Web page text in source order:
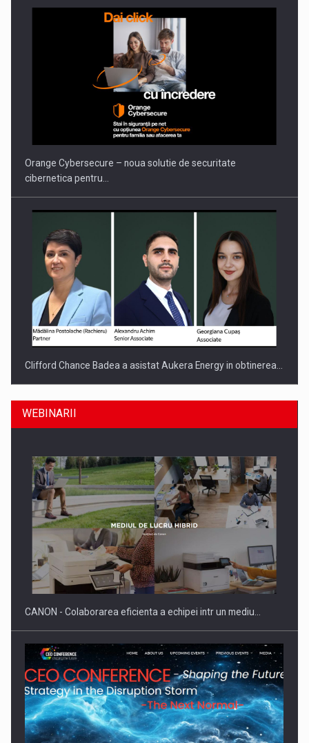
Orange Cybersecure – noua solutie de securitate
cibernetica pentru…
Clifford Chance Badea a asistat Aukera Energy in obtinerea…
SAPTE PERSONALITATI DIN MEDIUL DE AFACERI, ACADEMIC
SI INSTITUTIONAL…
WEBINARII
CANON - Colaborarea eficienta a echipei intr un mediu…